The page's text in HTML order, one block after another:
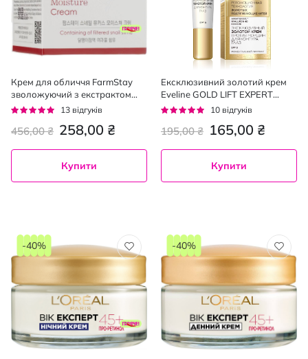
Крем для обличчя FarmStay
зволожуючий з екстрактом
равлика 50 мл
Рейтинг:
13 відгуків
258,00 ₴
456,00 ₴
Купити
Ексклюзивний золотий крем
Eveline GOLD LIFT EXPERT
проти зморшок, для контуру
Рейтинг:
10 відгуків
165,00 ₴
195,00 ₴
Купити
-40% -40%